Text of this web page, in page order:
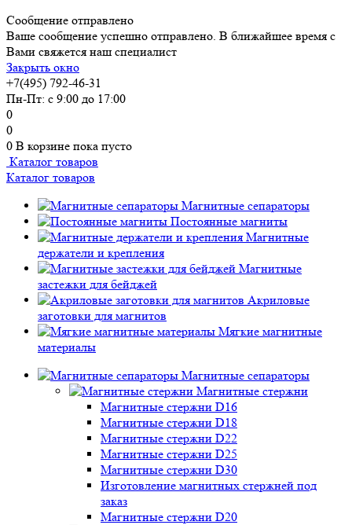
Сообщение отправлено
Ваше сообщение успешно отправлено. В ближайшее время с
Вами свяжется наш специалист
Закрыть окно
+7(495) 792-46-31
Пн-Пт: с 9:00 до 17:00
0
0
0 В корзине пока пусто
Каталог товаров
Каталог товаров
Магнитные сепараторы
Постоянные магниты
Магнитные
держатели и крепления
Магнитные
застежки для бейджей
Акриловые
заготовки для магнитов
Мягкие магнитные
материалы
Магнитные сепараторы
Магнитные стержни
Магнитные стержни D16
Магнитные стержни D18
Магнитные стержни D22
Магнитные стержни D25
Магнитные стержни D30
Изготовление магнитных стержней под
заказ
Магнитные стержни D20